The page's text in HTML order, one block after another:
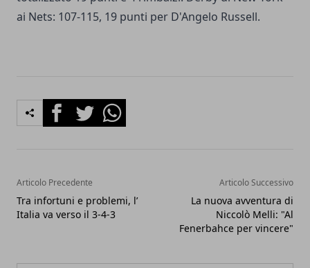
ai Nets: 107-115, 19 punti per D'Angelo Russell.
FacebookTwitterWhatsapp
Articolo Precedente
Tra infortuni e problemi, l’
Italia va verso il 3-4-3
Articolo Successivo
La nuova avventura di
Niccolò Melli: "Al
Fenerbahce per vincere"